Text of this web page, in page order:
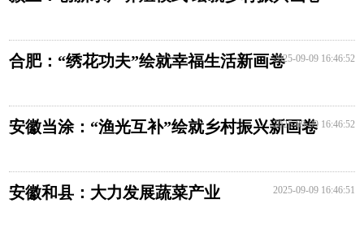
合肥：“绣花功夫”绘就幸福生活新画卷2025-09-09 16:46:52
安徽当涂：“渔光互补”绘就乡村振兴新画卷
2025-09-09 16:46:52
安徽和县：大力发展蔬菜产业 2025-09-09 16:46:51